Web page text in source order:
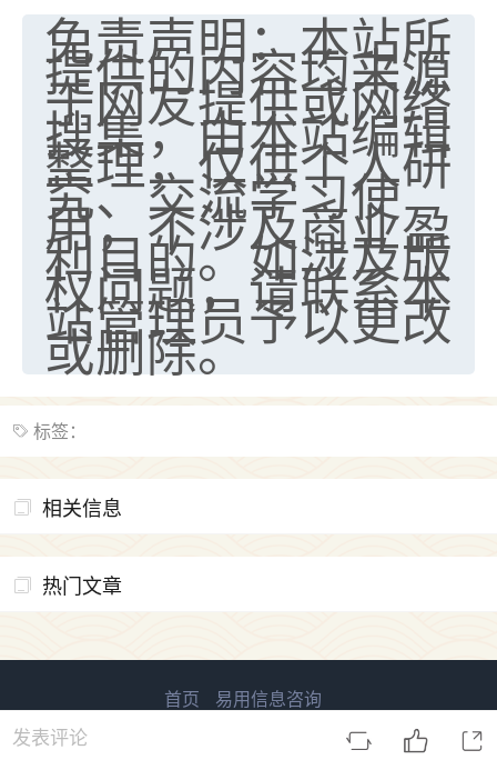
免责声明：本站所
提供的内容均来源
于网友提供或网络
搜集，由本站编辑
整理，仅供个人研
究、交流学习使
用，不涉及商业盈
利目的。如涉及版
权问题，请联系本
站管理员予以更改
或删除。
标签：
相关信息
热门文章
发表评论
首页 易用信息咨询
鲁ICP备2023027138号-1